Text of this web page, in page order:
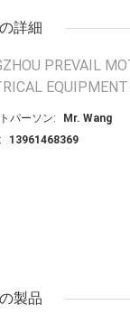
詳細
PREVAIL
EQUIPMENT
パーソン:
Mr. Wang
13961468369
製品